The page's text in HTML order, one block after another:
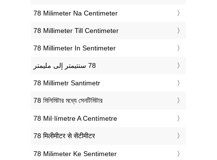
‎78 Milimeter Na Centimeter
‎78 Millimeter Till Centimeter
‎78 Millimeter In Sentimeter
‎78 Millimetr Santimetr
‎78 মিলিমিটার মধ্যে সেনটিমিটার
‎78 Mil·límetre A Centímetre
‎78 मिलीमीटर से सेंटीमीटर
‎78 Milimeter Ke Sentimeter